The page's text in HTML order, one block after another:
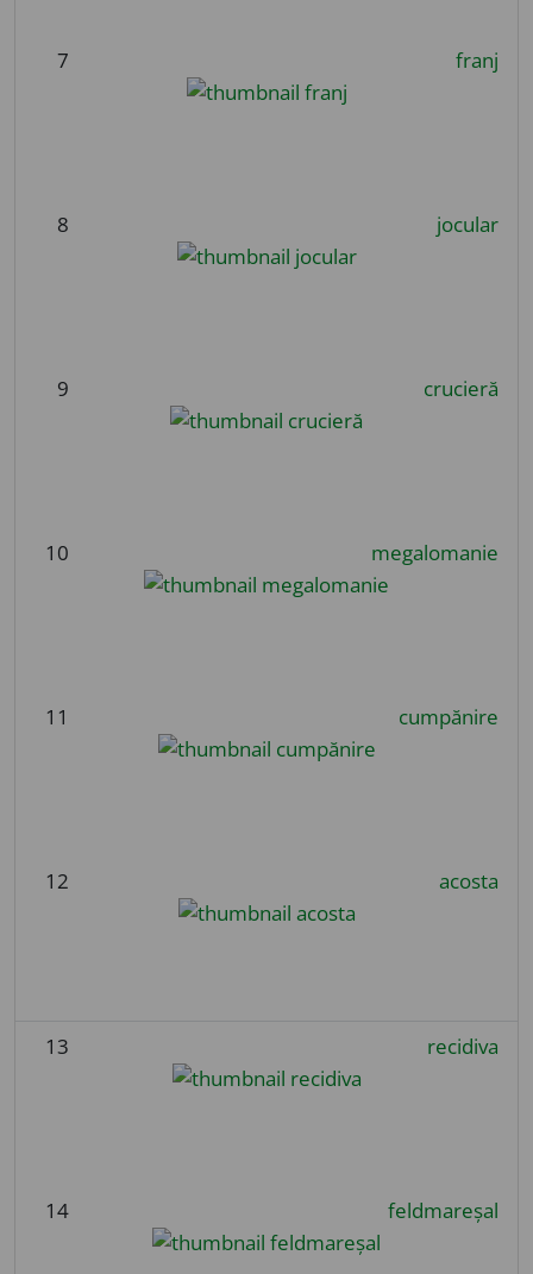
7 franj
8 jocular
9 crucieră
10 megalomanie
11 cumpănire
12 acosta
13 recidiva
14 feldmareșal